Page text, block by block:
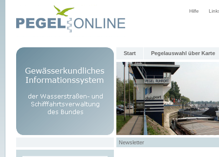
Hilfe
Start Pegelauswahl über Karte
Newsletter